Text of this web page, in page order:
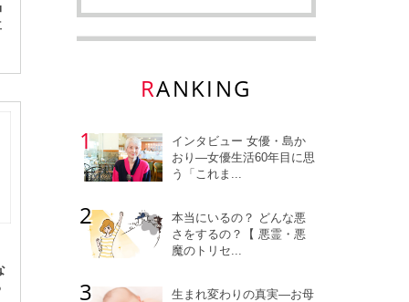
RANKING
インタビュー 女優・島か
おり―女優生活60年目に思
う「これま...
本当にいるの？ どんな悪
さをするの？【 悪霊・悪
魔のトリセ...
生まれ変わりの真実―お母